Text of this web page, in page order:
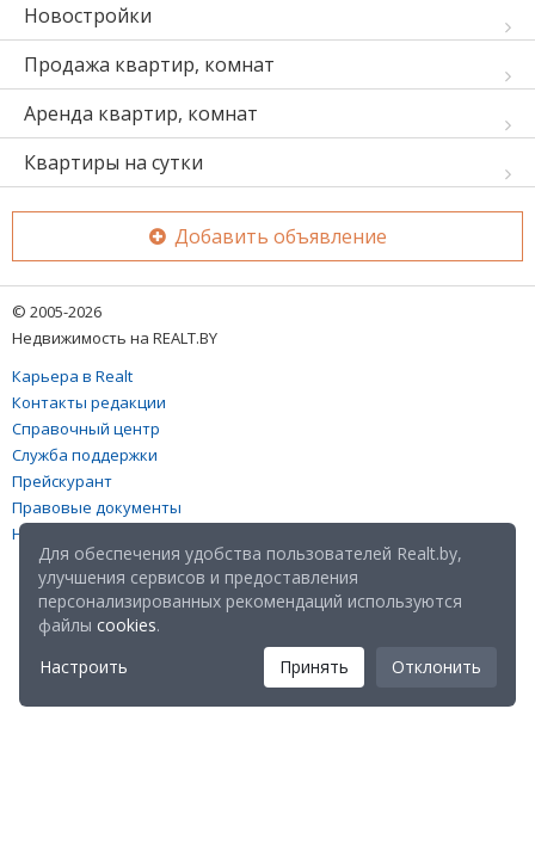
Новостройки
Продажа квартир, комнат
Аренда квартир, комнат
Квартиры на сутки
Добавить объявление
© 2005-2026
Недвижимость на REALT.BY
Карьера в Realt
Контакты редакции
Справочный центр
Служба поддержки
Прейскурант
Правовые документы
Настройка файлов cookies
Для обеспечения удобства пользователей Realt.by,
улучшения сервисов и предоставления
персонализированных рекомендаций используются
файлы cookies.
Настроить
Принять Отклонить